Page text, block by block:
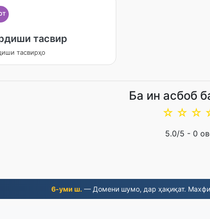
тасвир
тасвирҳо
Ба ин асбоб
☆
☆
☆
5.0/5 - 0
6-уми ш. — Домени шумо, дар ҳақиқат.